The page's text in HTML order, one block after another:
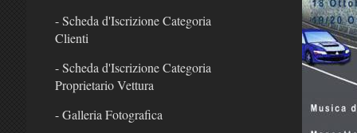
- Scheda d'Iscrizione Categoria
Clienti
- Scheda d'Iscrizione Categoria
Proprietario Vettura
- Galleria Fotografica